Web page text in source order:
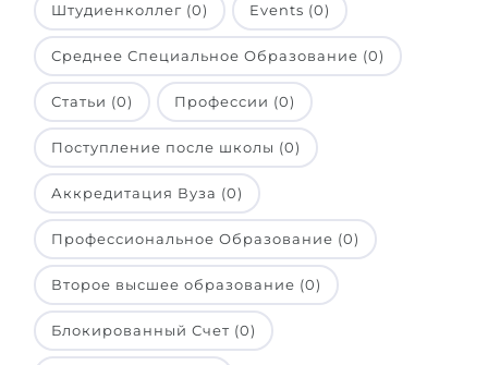
Штудиенколлег (0) Events (0)
Среднее Специальное Образование (0)
Статьи (0) Профессии (0)
Поступление после школы (0)
Аккредитация Вуза (0)
Профессиональное Образование (0)
Второе высшее образование (0)
Блокированный Счет (0)